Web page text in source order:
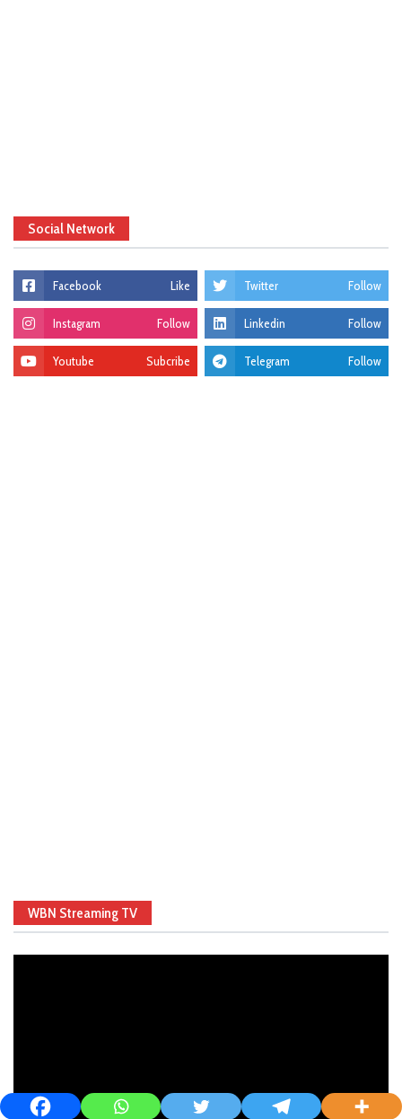
Social Network
Facebook Like Twitter Follow
Instagram Follow Linkedin Follow
Youtube Subcribe Telegram Follow
WBN Streaming TV